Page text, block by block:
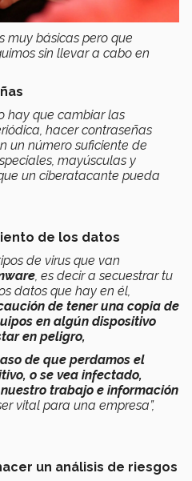
muy básicas pero que
sin llevar a cabo en
hay que cambiar las
hacer contraseñas
un número suficiente de
mayúsculas y
un ciberatacante pueda
de los datos
de virus que van
, es decir a secuestrar tu
datos que hay en él,
de tener una copia de
en algún dispositivo
en peligro,
de que perdamos el
o se vea infectado,
trabajo e información
vital para una empresa”,
un análisis de riesgos